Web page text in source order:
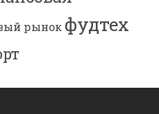
рынок фудтех